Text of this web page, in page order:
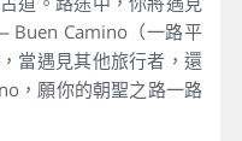
Camino（一路平
當遇見其他旅行者，還
，願你的朝聖之路一路